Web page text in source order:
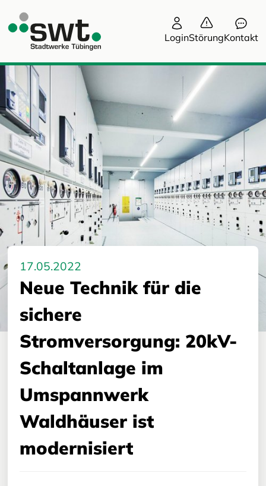
LoginStörungKontakt
17.05.2022
Neue Technik für die
sichere
Stromversorgung: 20kV-
Schaltanlage im
Umspannwerk
Waldhäuser ist
modernisiert